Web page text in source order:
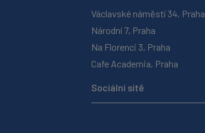
Václavské náměstí 34, Praha
Národní 7, Praha
Na Florenci 3, Praha
Cafe Academia, Praha
Sociální sítě